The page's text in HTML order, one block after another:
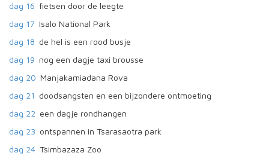
dag 16 fietsen door de leegte
dag 17 Isalo National Park
dag 18 de hel is een rood busje
dag 19 nog een dagje taxi brousse
dag 20 Manjakamiadana Rova
dag 21 doodsangsten en een bijzondere ontmoeting
dag 22 een dagje rondhangen
dag 23 ontspannen in Tsarasaotra park
dag 24 Tsimbazaza Zoo